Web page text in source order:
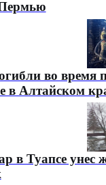
во время
в Алтайском
в Туапсе унес